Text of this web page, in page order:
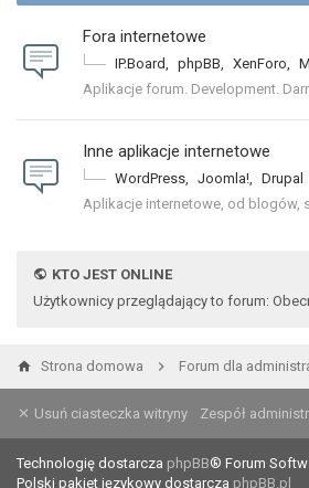
Fora internetowe
IP.Board, phpBB, XenForo,
Aplikacje forum. Development.
Inne aplikacje internetowe
WordPress, Joomla!, Drupal
Aplikacje internetowe, od blogów,
KTO JEST ONLINE
Użytkownicy przeglądający to forum:
Strona domowa
Usuń ciasteczka witryny Zespół
Technologię dostarcza phpBB® Forum
Polski pakiet językowy dostarcza phpBB.pl